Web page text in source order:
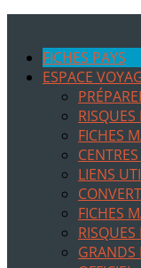
FICHES PAYS
ESPACE
FICHES
LIENS
FICHES
GRANDS